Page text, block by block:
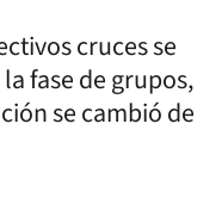
cruces se
fase de grupos,
se cambió de